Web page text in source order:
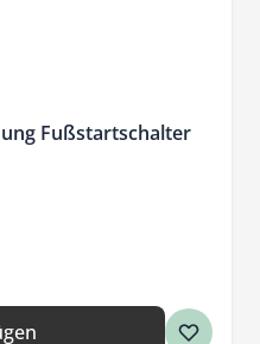
Fußstartschalter